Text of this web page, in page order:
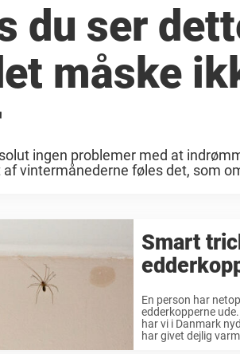
du ser
måske
ingen problemer med at
af vintermånederne føles det, som
Smart
En person har
edderkopperne
har vi i Danmark
har givet dejlig